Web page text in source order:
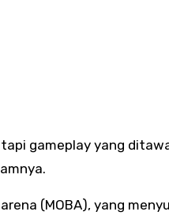
tapi gameplay yang
(MOBA), yang